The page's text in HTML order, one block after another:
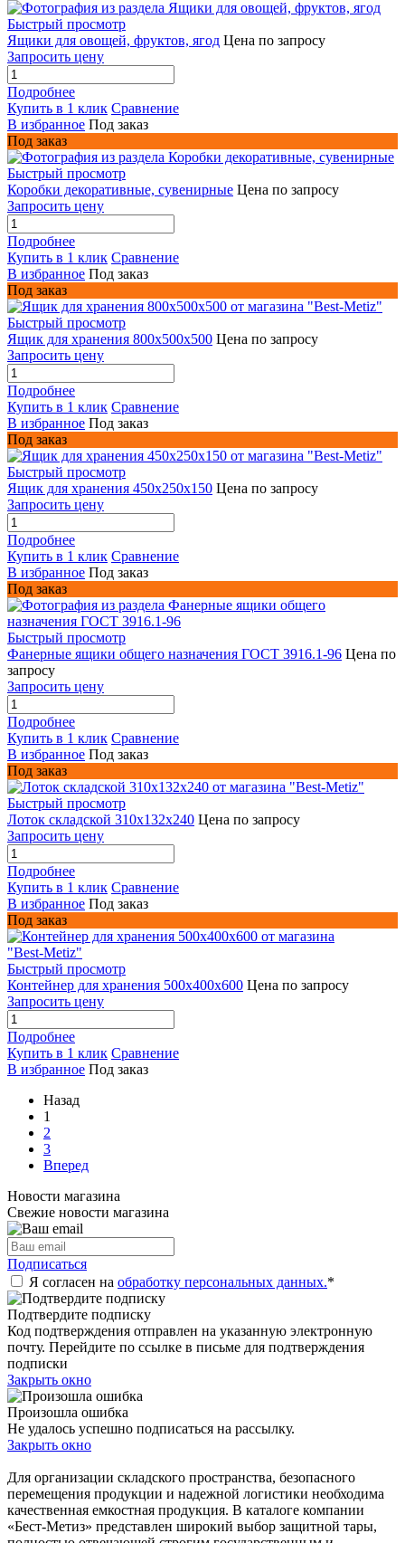
Быстрый просмотр
Ящики для овощей, фруктов, ягод Цена по запросу
Запросить цену
Подробнее
Купить в 1 клик Сравнение
В избранное Под заказ
Под заказ
Быстрый просмотр
Коробки декоративные, сувенирные Цена по запросу
Запросить цену
Подробнее
Купить в 1 клик Сравнение
В избранное Под заказ
Под заказ
Быстрый просмотр
Ящик для хранения 800х500х500 Цена по запросу
Запросить цену
Подробнее
Купить в 1 клик Сравнение
В избранное Под заказ
Под заказ
Быстрый просмотр
Ящик для хранения 450x250x150 Цена по запросу
Запросить цену
Подробнее
Купить в 1 клик Сравнение
В избранное Под заказ
Под заказ
Быстрый просмотр
Фанерные ящики общего назначения ГОСТ 3916.1-96 Цена по
запросу
Запросить цену
Подробнее
Купить в 1 клик Сравнение
В избранное Под заказ
Под заказ
Быстрый просмотр
Лоток складской 310x132x240 Цена по запросу
Запросить цену
Подробнее
Купить в 1 клик Сравнение
В избранное Под заказ
Под заказ
Быстрый просмотр
Контейнер для хранения 500x400x600 Цена по запросу
Запросить цену
Подробнее
Купить в 1 клик Сравнение
В избранное Под заказ
Назад
1
2
3
Вперед
Новости магазина
Свежие новости магазина
Подписаться
Я согласен на обработку персональных данных.*
Подтвердите подписку
Код подтверждения отправлен на указанную электронную
почту. Перейдите по ссылке в письме для подтверждения
подписки
Закрыть окно
Произошла ошибка
Не удалось успешно подписаться на рассылку.
Закрыть окно
Для организации складского пространства, безопасного
перемещения продукции и надежной логистики необходима
качественная емкостная продукция. В каталоге компании
«Бест-Метиз» представлен широкий выбор защитной тары,